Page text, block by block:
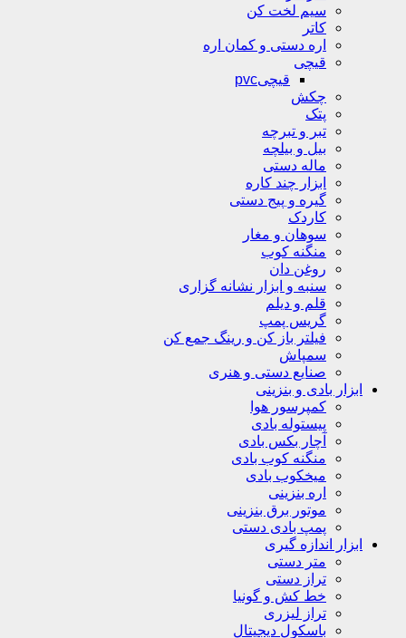
سیم لخت کن
کاتر
اره دستی و کمان اره
قیچی
قیچیpvc
چکش
پتک
تبر و تبرچه
بیل و بیلچه
ماله دستی
ابزار چند کاره
گیره و پیج دستی
کاردک
سوهان و مغار
منگنه کوب
روغن دان
سنبه و ابزار نشانه گزاری
قلم و دیلم
گریس پمپ
فیلتر باز کن و رینگ جمع کن
سمپاش
صنایع دستی و هنری
ابزار بادی و بنزینی
کمپرسور هوا
پیستوله بادی
آچار بکس بادی
منگنه کوب بادی
میخکوب بادی
اره بنزینی
موتور برق بنزینی
پمپ بادی دستی
ابزار اندازه گیری
متر دستی
تراز دستی
خط کش و گونیا
تراز لیزری
باسکول دیجیتال